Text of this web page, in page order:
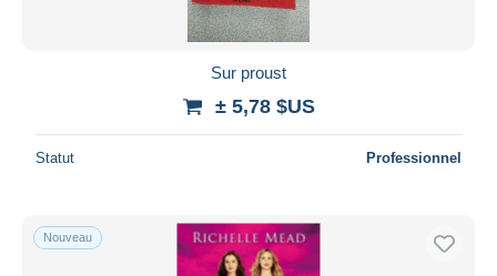
Sur proust
± 5,78 $US
Statut Professionnel
Nouveau